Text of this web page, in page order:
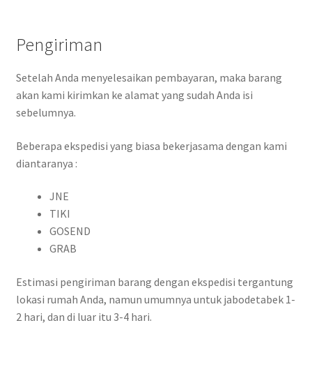
Pengiriman
Setelah Anda menyelesaikan pembayaran, maka barang
akan kami kirimkan ke alamat yang sudah Anda isi
sebelumnya.
Beberapa ekspedisi yang biasa bekerjasama dengan kami
diantaranya :
JNE
TIKI
GOSEND
GRAB
Estimasi pengiriman barang dengan ekspedisi tergantung
lokasi rumah Anda, namun umumnya untuk jabodetabek 1-
2 hari, dan di luar itu 3-4 hari.